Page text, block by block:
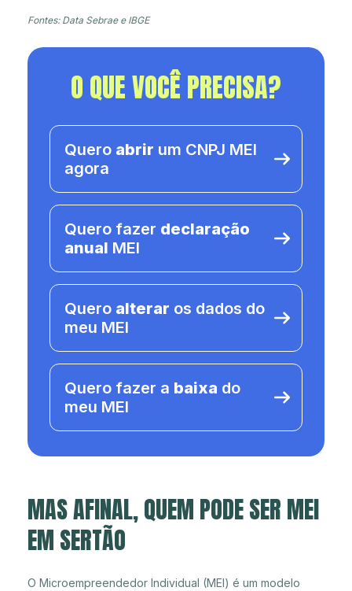
Fontes: Data Sebrae e IBGE
O QUE VOCÊ PRECISA?
Quero abrir um CNPJ MEI
agora
Quero fazer declaração
anual MEI
Quero alterar os dados do
meu MEI
Quero fazer a baixa do
meu MEI
MAS AFINAL, QUEM PODE SER MEI
EM SERTÃO
O Microempreendedor Individual (MEI) é um modelo